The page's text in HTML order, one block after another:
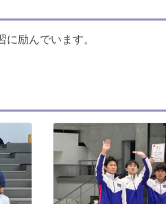
励んでいます。